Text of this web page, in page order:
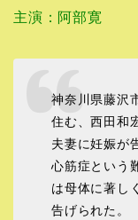
主演：阿部寛
神奈川県藤沢
住む、西田和
夫妻に妊娠が
心筋症という
は母体に著し
告げられた。